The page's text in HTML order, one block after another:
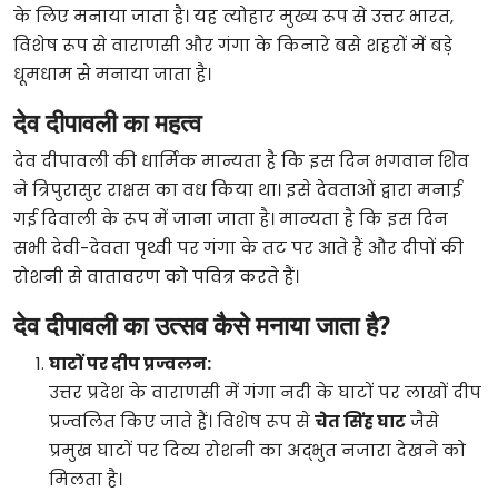
के लिए मनाया जाता है। यह त्योहार मुख्य रूप से उत्तर भारत,
विशेष रूप से वाराणसी और गंगा के किनारे बसे शहरों में बड़े
धूमधाम से मनाया जाता है।
देव दीपावली का महत्व
देव दीपावली की धार्मिक मान्यता है कि इस दिन भगवान शिव
ने त्रिपुरासुर राक्षस का वध किया था। इसे देवताओं द्वारा मनाई
गई दिवाली के रूप में जाना जाता है। मान्यता है कि इस दिन
सभी देवी-देवता पृथ्वी पर गंगा के तट पर आते हैं और दीपों की
रोशनी से वातावरण को पवित्र करते हैं।
देव दीपावली का उत्सव कैसे मनाया जाता है?
घाटों पर दीप प्रज्वलन:
उत्तर प्रदेश के वाराणसी में गंगा नदी के घाटों पर लाखों दीप
प्रज्वलित किए जाते हैं। विशेष रूप सेचेत सिंह घाटजैसे
प्रमुख घाटों पर दिव्य रोशनी का अद्भुत नजारा देखने को
मिलता है।